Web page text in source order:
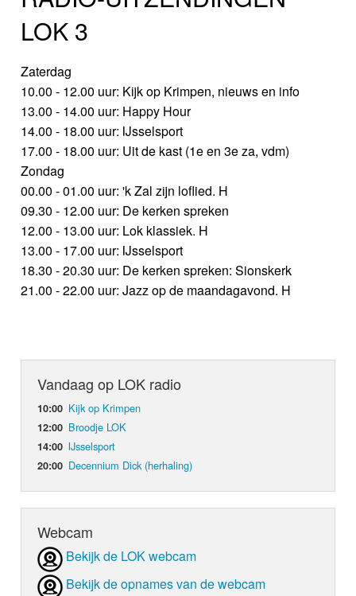
LOK 3
Zaterdag
10.00 - 12.00 uur: Kijk op Krimpen, nieuws en info
13.00 - 14.00 uur: Happy Hour
14.00 - 18.00 uur: IJsselsport
17.00 - 18.00 uur: Uit de kast (1e en 3e za, vdm)
Zondag
00.00 - 01.00 uur: 'k Zal zijn loflied. H
09.30 - 12.00 uur: De kerken spreken
12.00 - 13.00 uur: Lok klassiek. H
13.00 - 17.00 uur: IJsselsport
18.30 - 20.30 uur: De kerken spreken: Sionskerk
21.00 - 22.00 uur: Jazz op de maandagavond. H
Vandaag op LOK radio
10:00 Kijk op Krimpen
12:00 Broodje LOK
14:00 IJsselsport
20:00 Decennium Dick (herhaling)
Webcam
Bekijk de LOK webcam
Bekijk de opnames van de webcam